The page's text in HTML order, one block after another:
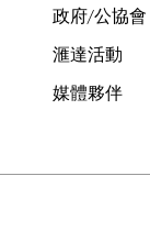
政府/公協會
滙達活動
媒體夥伴